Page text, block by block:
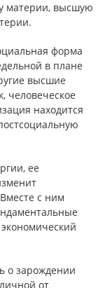
материи, высшую
форма
в плане
высшие
человеческое
находится
ее
с ним
о зарождении
от